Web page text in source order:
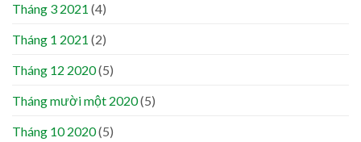
Tháng 3 2021 (4)
Tháng 1 2021 (2)
Tháng 12 2020(5)
Tháng mười một 2020(5)
Tháng 10 2020(5)